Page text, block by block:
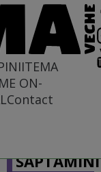
TEMA
ON-
Contact